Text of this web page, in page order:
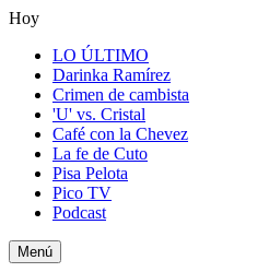
Hoy
LO ÚLTIMO
Darinka Ramírez
Crimen de cambista
'U' vs. Cristal
Café con la Chevez
La fe de Cuto
Pisa Pelota
Pico TV
Podcast
Menú